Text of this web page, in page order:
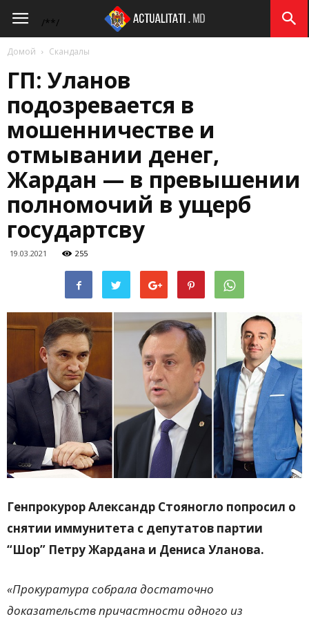
/**/
Actualitati.md
Домой Скандалы
ГП: Уланов
подозревается в
мошенничестве и
отмывании денег,
Жардан — в превышении
полномочий в ущерб
государтсву
19.03.2021 255
Генпрокурор Александр Стояногло попросил о
снятии иммунитета с депутатов партии
“Шор” Петру Жардана и Дениса Уланова.
«Прокуратура собрала достаточно
доказательств причастности одного из